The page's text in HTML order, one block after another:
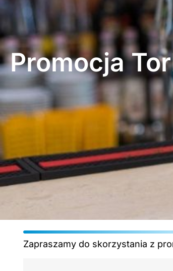
Promocja
Zapraszamy do skorzystania z